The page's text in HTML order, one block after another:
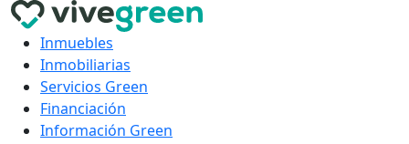
Inmuebles
Inmobiliarias
Servicios Green
Financiación
Información Green